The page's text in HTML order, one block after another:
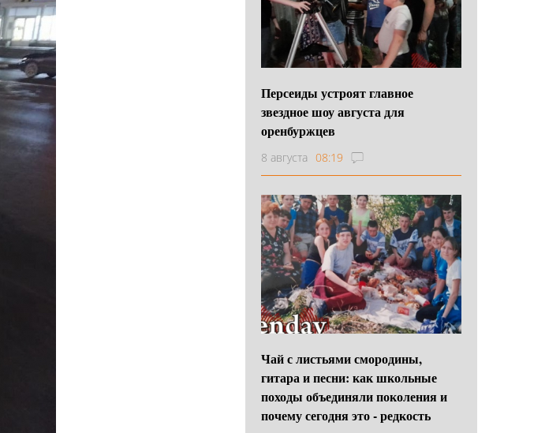
Персеиды устроят главное
звездное шоу августа для
оренбуржцев
8 августа 08:19
Чай с листьями смородины,
гитара и песни: как школьные
походы объединяли поколения и
почему сегодня это - редкость